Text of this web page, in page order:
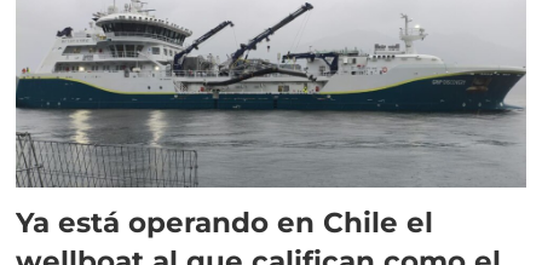
Ya está operando en Chile el